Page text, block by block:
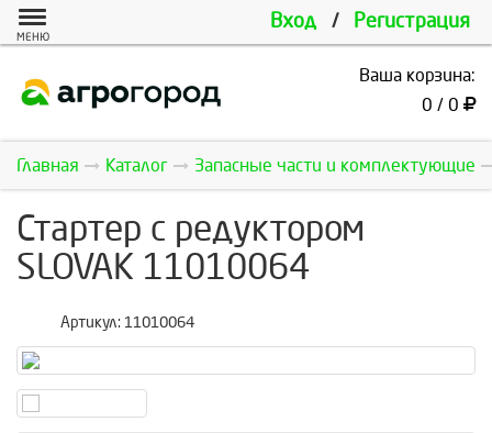
Вход / Регистрация
МЕНЮ
Ваша корзина:
0 / 0
Главная Каталог Запасные части и комплектующие
Стартер с редуктором
SLOVAK 11010064
Артикул: 11010064